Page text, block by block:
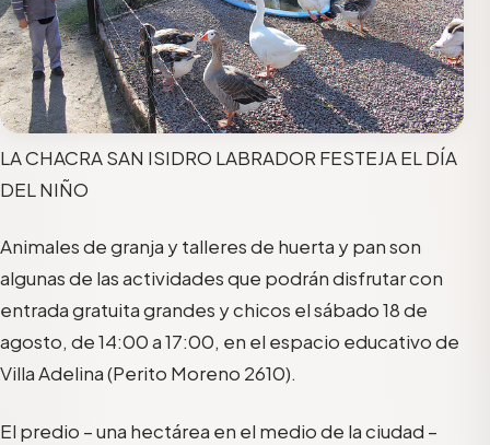
LA CHACRA SAN ISIDRO LABRADOR FESTEJA EL DÍA
DEL NIÑO
Animales de granja y talleres de huerta y pan son
algunas de las actividades que podrán disfrutar con
entrada gratuita grandes y chicos el sábado 18 de
agosto, de 14:00 a 17:00, en el espacio educativo de
Villa Adelina (Perito Moreno 2610).
El predio – una hectárea en el medio de la ciudad –